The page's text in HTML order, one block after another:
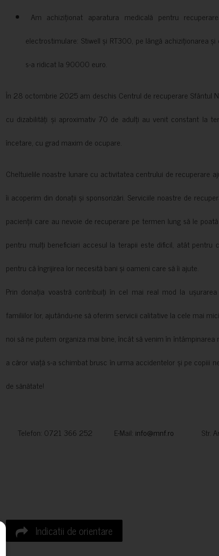
Am achiziționat aparatura medicală pentru
electrostimulare: Stiwell și RT300, pe lângă achiziționarea
s-a ridicat la 90000 euro.
În 28 octombrie 2025 am deschis Centrul de recuperare Sfântul
cu dizabilități și aproximativ 70 de adulți au venit constant la
încetare, cu grad maxim de ocupare.
Cheltuielile noastre lunare cu activitatea centrului de recuperare
îi acoperim din donații și sponsorizări. Serviciile noastre de
pacienții care au nevoie de recuperare pe termen lung să le
pentru mulți beneficiari accesul la terapii este dificil, atât pentru
pentru că îngrijirea lor necesită bani și oameni care să îi ajute.
Prin donația voastră contribuiți în cel mai real mod la
familiilor lor, ajutându-ne să oferim servicii calitative la cele mai
noi să ne putem organiza mai bine, încât să venim în
a căror viață s-a schimbat brusc în urma accidentelor și pe copiii
de sănătate!
Telefon: 0721 366 252 E-Mail: info@mnf.ro Str. Aron
Indicatii de orientare